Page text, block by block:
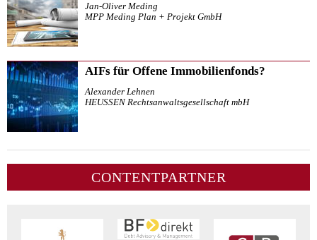
Jan-Oliver Meding
MPP Meding Plan + Projekt GmbH
AIFs für Offene Immobilienfonds?
Alexander Lehnen
HEUSSEN Rechtsanwaltsgesellschaft mbH
CONTENTPARTNER